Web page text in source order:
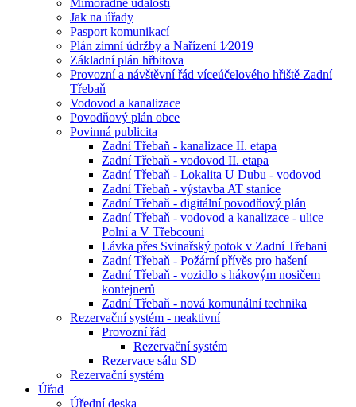
Mimořádné události
Jak na úřady
Pasport komunikací
Plán zimní údržby a Nařízení 1⁄2019
Základní plán hřbitova
Provozní a návštěvní řád víceúčelového hřiště Zadní
Třebaň
Vodovod a kanalizace
Povodňový plán obce
Povinná publicita
Zadní Třebaň - kanalizace II. etapa
Zadní Třebaň - vodovod II. etapa
Zadní Třebaň - Lokalita U Dubu - vodovod
Zadní Třebaň - výstavba AT stanice
Zadní Třebaň - digitální povodňový plán
Zadní Třebaň - vodovod a kanalizace - ulice
Polní a V Třebcouni
Lávka přes Svinařský potok v Zadní Třebani
Zadní Třebaň - Požární přívěs pro hašení
Zadní Třebaň - vozidlo s hákovým nosičem
kontejnerů
Zadní Třebaň - nová komunální technika
Rezervační systém - neaktivní
Provozní řád
Rezervační systém
Rezervace sálu SD
Rezervační systém
Úřad
Úřední deska